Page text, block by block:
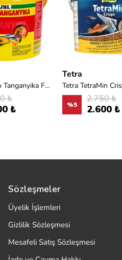
JBL Pro Novo Tanganyika Flakes M Kova Yem 950gr/5,5L
₺
₺
Tetra
%5
2.750 ₺
2.600 ₺
Sözleşmeler
Üyelik İşlemleri
Gizlilik Sözleşmesi
Mesafeli Satış Sözleşmesi